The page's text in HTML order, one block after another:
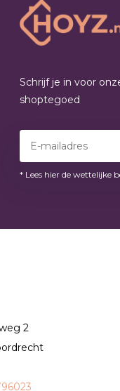
Schrijf je in voor
shoptegoed
* Lees hier de wettelijke
2